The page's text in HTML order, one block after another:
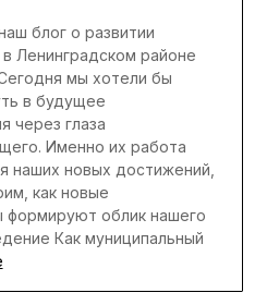
блог о развитии
Ленинградском районе
мы хотели бы
в будущее
через глаза
Именно их работа
наших новых достижений,
как новые
формируют облик нашего
Как муниципальный